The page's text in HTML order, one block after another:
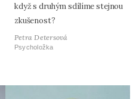
když s druhým sdílíme stejnou
zkušenost?
Petra Detersová
Psycholožka